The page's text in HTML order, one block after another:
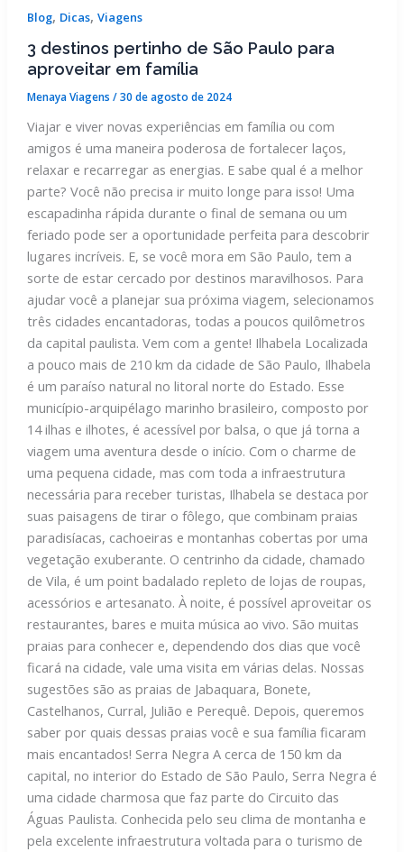
Blog, Dicas, Viagens
3 destinos pertinho de São Paulo para
aproveitar em família
Menaya Viagens /30 de agosto de 2024
Viajar e viver novas experiências em família ou com
amigos é uma maneira poderosa de fortalecer laços,
relaxar e recarregar as energias. E sabe qual é a melhor
parte? Você não precisa ir muito longe para isso! Uma
escapadinha rápida durante o final de semana ou um
feriado pode ser a oportunidade perfeita para descobrir
lugares incríveis. E, se você mora em São Paulo, tem a
sorte de estar cercado por destinos maravilhosos. Para
ajudar você a planejar sua próxima viagem, selecionamos
três cidades encantadoras, todas a poucos quilômetros
da capital paulista. Vem com a gente! Ilhabela Localizada
a pouco mais de 210 km da cidade de São Paulo, Ilhabela
é um paraíso natural no litoral norte do Estado. Esse
município-arquipélago marinho brasileiro, composto por
14 ilhas e ilhotes, é acessível por balsa, o que já torna a
viagem uma aventura desde o início. Com o charme de
uma pequena cidade, mas com toda a infraestrutura
necessária para receber turistas, Ilhabela se destaca por
suas paisagens de tirar o fôlego, que combinam praias
paradisíacas, cachoeiras e montanhas cobertas por uma
vegetação exuberante. O centrinho da cidade, chamado
de Vila, é um point badalado repleto de lojas de roupas,
acessórios e artesanato. À noite, é possível aproveitar os
restaurantes, bares e muita música ao vivo. São muitas
praias para conhecer e, dependendo dos dias que você
ficará na cidade, vale uma visita em várias delas. Nossas
sugestões são as praias de Jabaquara, Bonete,
Castelhanos, Curral, Julião e Perequê. Depois, queremos
saber por quais dessas praias você e sua família ficaram
mais encantados! Serra Negra A cerca de 150 km da
capital, no interior do Estado de São Paulo, Serra Negra é
uma cidade charmosa que faz parte do Circuito das
Águas Paulista. Conhecida pelo seu clima de montanha e
pela excelente infraestrutura voltada para o turismo de